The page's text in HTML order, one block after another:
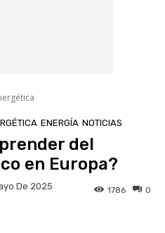
ENERGÍA NOTICIAS
del
en Europa?
De 2025 0
1786